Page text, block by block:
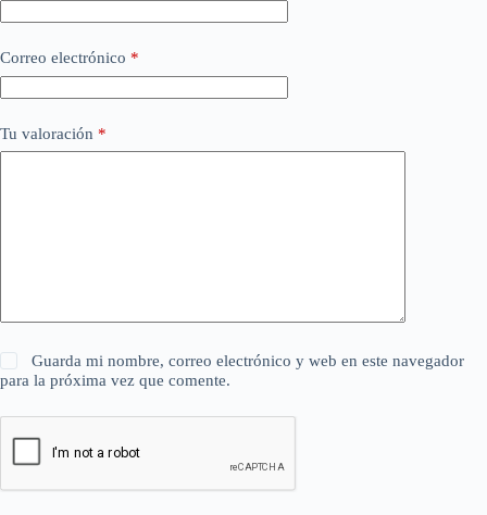
Correo electrónico *
Tu valoración *
Guarda mi nombre, correo electrónico y web en este navegador
para la próxima vez que comente.